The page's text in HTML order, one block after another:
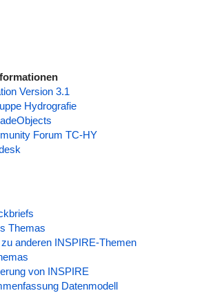
Version 3.1
Hydrografie
Forum TC-HY
Themas
anderen INSPIRE-Themen
von INSPIRE
Datenmodell